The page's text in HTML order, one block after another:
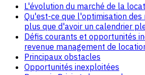
L'évolution du marché de la
Qu'est-ce que l'optimisation des
plus que d'avoir un calendrier
Défis courants et opportunités
revenue management de
Principaux obstacles
Opportunités inexploitées